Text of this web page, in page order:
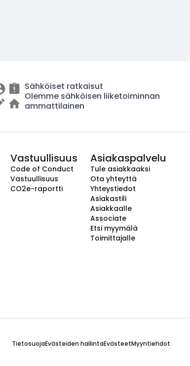
Sähköiset ratkaisut
Olemme sähköisen liiketoiminnan
ammattilainen
Vastuullisuus
Code of Conduct
Vastuullisuus
CO2e-raportti
Asiakaspalvelu
Tule asiakkaaksi
Ota yhteyttä
Yhteystiedot
Asiakastili
Asiakkaalle
Associate
Etsi myymälä
Toimittajalle
TietosuojaEvästeiden hallintaEvästeetMyyntiehdot